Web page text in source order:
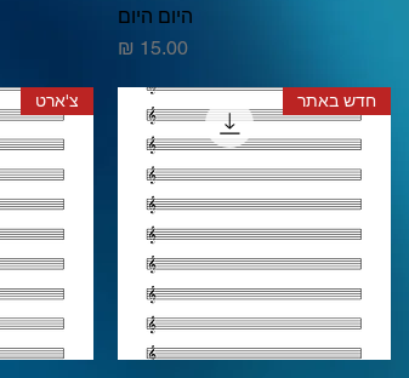
היום היום
מחיר‏15.00 ‏₪
חדש באתר צ'ארט